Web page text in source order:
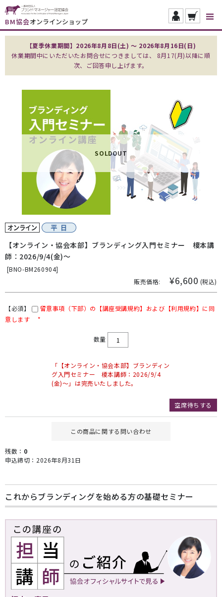
BM協会オンラインショップ
【夏季休業期間】2026年8月8日(土) ～ 2026年8月16日(日)
休業期間中にいただいたお問合せにつきましては、 8月17(月)以降に順
次、ご回答申し上げます。
SOLDOUT
【オンライン・協会本部】ブランディング入門セミナー 榎本講
師：2026/9/4(金)～
[BNO-BM260904]
販売価格:
¥6,600 (税込)
【必須】
留意事項（下部）の【講座受講規約】および【利用規約】に同
意します
*
数量
「【オンライン・協会本部】ブランディン
グ入門セミナー 榎本講師：2026/9/4
(金)～」は完売いたしました。
空席待ちする
この商品に関する問い合わせ
残数： 0
申込締切：2026年8月31日
これからブランディングを始める方の基礎セミナー